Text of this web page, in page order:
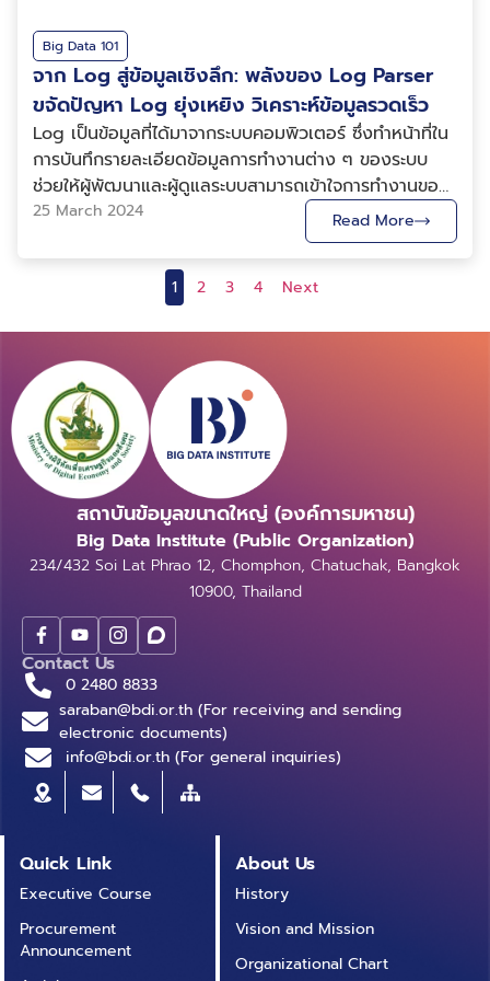
เปรียบทางการแข่งขัน ความได้เปรียบที่เกิดจากข้อมูล
สะสม แม้เทคโนโลยี AI จะได้รับความสนใจอย่างมาก แต่
ปัจจัยสำคัญอีกประการหนึ่งคือคุณภาพและปริมาณของ
ข้อมูลที่ใช้ในการพัฒนาโมเดล ทีมแข่งที่มีประวัติการแข่งขัน
ยาวนานอย่าง Ferrari หรือ Mercedes มีฐานข้อมูลที่สะสม
มาจากการแข่งขันหลายสิบปี ครอบคลุมทั้งสภาพอากาศ รูป
แบบสนาม การตั้งค่ารถ และสถานการณ์การแข่งขันหลาก
หลายรูปแบบ ข้อมูลเหล่านี้ทำให้โมเดล AI สามารถเรียนรู้
จากเหตุการณ์จริงจำนวนมหาศาล ส่งผลให้การคาดการณ์
และการวิเคราะห์มีความแม่นยำมากยิ่งขึ้น ในทางกลับกัน ผู้
เล่นรายใหม่อย่าง Audi หรือโครงการ Red Bull
เผชิญกับข้อจำกัดด้านข้อมูลและประสบการณ์ที่สะสมมาเป็น
เวลานาน เมื่อ AI เข้ามามีบทบาทมากขึ้น นักขับยังสำคัญ
หรือไม่ แม้ AI จะเข้ามามีบทบาทในแทบทุกด้านของการ
แข่งขัน แต่นักขับยังคงเป็นองค์ประกอบสำคัญที่ไม่สามารถ
ทดแทนได้ เพราะ AI ไม่ได้ทำหน้าที่แข่งขันแทนนักขับ แต่ทำ
หน้าที่ช่วยเชื่อมโยงข้อมูลจากหลายแหล่งเข้าด้วยกัน เพื่อ
สนับสนุนการตัดสินใจของทีมแข่งและนักขับให้มีประสิทธิภาพ
มากยิ่งขึ้น นักขับยังคงเป็นผู้ที่สามารถรับรู้พฤติกรรมของ
รถได้โดยตรง และสามารถสื่อสารความรู้สึกที่เกิดขึ้นระหว่าง
การแข่งขันให้ทีมวิศวกรรับทราบ ขณะที่ AI และข้อมูลจาก
เซ็นเซอร์ช่วยแปลงความรู้สึกเหล่านั้นให้กลายเป็นข้อมูลเชิง
ปริมาณที่สามารถนำมาวิเคราะห์ได้ ท้ายที่สุด การตัดสินใจ
สำคัญระหว่างการแข่งขันยังคงเป็นหน้าที่ของมนุษย์ โดย
เฉพาะ Race Engineer หรือวิศวกรประจำตัวนักขับ ซึ่งทำ
หน้าที่ประสานงานระหว่างนักขับและทีมแข่ง เพียงแต่การ
ตัดสินใจในปัจจุบันเกิดขึ้นบนพื้นฐานของข้อมูลที่มีความ
ละเอียด รวดเร็ว และแม่นยำมากกว่าที่เคยเป็นมา จากสนาม
แข่งสู่การประยุกต์ใช้ในโลกจริง เทคโนโลยีจำนวนมากที่ถูก
ใช้ในอุตสาหกรรมอื่น ในเวลาต่อมา แนวคิดด้านการจัดการ
พลังงานแบบเรียลไทม์ที่ใช้ในรถแข่ง F1 มีความใกล้เคียงกับ
ระบบบริหารจัดการแบตเตอรี่ในรถยนต์ไฟฟ้า การคาดการณ์
ความเสียหายของอุปกรณ์ก่อนเกิดความขัดข้อง หรือที่
ยังกระทบต่อความไว้วางใจของประชาชนต่อภาครัฐ การ
รักษาความปลอดภัยของระบบจึงต้องใช้ความพยายามและ
ทรัพยากรอย่างต่อเนื่อง ข้อมูลอ้างอิง
ข้อมูลด้วย AI ซึ่งมีตัวอย่างที่น่าสนใจมีการนำวิเคราะห์
ข้อมูล เช่น ที่มาภาพ:
https://blogs.sas.com/content/subconsciousmusi
ngs/2020/12/09/machine-learning-algorithm-
use/ ที่มาภาพ:
https://www.datasciencecentral.com/top-nlp-
algorithms-amp-concepts/ ที่มาภาพ:
https://www.geeksforgeeks.org/artificial-
intelligence/artificial-neural-networks-and-its-
applications/ 4. การนำเสนอผลลัพธ์ (Result
Presentation) ผลการวิเคราะห์จะถูกนำเสนอผ่านแอป
(Personalized Experience) 5. การเรียนรู้และปรับปรุง
ต่อเนื่อง (Feedback & Continuous Learning) ระบบ
AI จะเก็บข้อมูลปฏิกิริยาของผู้ใช้ เช่น ความพึงพอใจ การ
แชร์ หรือการใช้บริการซ้ำ นำไปปรับปรุงแบบจำลองการ
ทำนายให้มีความแม่นยำและสอดคล้องกับพฤติกรรมมนุษย์
มากขึ้น การประยุกต์ใช้ Big Data และ AI ในการดูดวงเป็น
ปรากฏการณ์ที่สะท้อนให้เห็นถึงการผสมผสานระหว่าง
ศาสตร์โบราณกับเทคโนโลยีสมัยใหม่อย่างลงตัว แม้คำ
ทำนายจะยังไม่สามารถพิสูจน์ทางวิทยาศาสตร์ได้ แต่การนำ
AI มาวิเคราะห์ข้อมูลจำนวนมหาศาลได้สร้างความน่าสนใจ
และเพิ่มคุณค่าเชิงประสบการณ์ให้แก่ผู้ใช้ในอนาคต ซึ่งมีผลก
ระทบต่อมนุษย์และสังคม ไม่ว่าจะเป็นการเข้าถึงที่ง่ายและ
รวดเร็ว ผู้ใช้สามารถดูดวงได้ทุกที่ทุกเวลา มีการปรับแต่ง
เฉพาะบุคคลโดย AI วิเคราะห์ข้อมูลเชิงลึก ทำให้คำทำนายมี
ความเฉพาะเจาะจงมากขึ้น อีกทั้งเป็นการผสมผสานความ
บันเทิงและจิตวิทยา บริการดูดวงช่วยบรรเทาความวิตก
กังวล และสร้างความมั่นใจ ทำให้มีการพัฒนาเชิงเศรษฐกิจ
อุตสาหกรรมดูดวงออนไลน์สร้างรายได้และเปิดโอกาสใหม่ใน
ต้องพึงระวัง คือ ปัญหาความถูกต้อง เนื่องจากคำทำนายที่
ได้จาก AI เป็นเพียงความน่าจะเป็นไปได้ตามฐานคำนายที่มี
และความเป็นส่วนตัวของข้อมูล การเก็บข้อมูลส่วนบุคคล
จำนวนมากอาจนำไปสู่ความเสี่ยงด้านการรั่วไหลได้ อีกทั้ง
ประมวลผลภาพถ่าย เพื่อยืนยันความถูกต้องของโปรไฟล์ว่า
มีตัวตนจริง ลดความเสี่ยงจากการปลอมแปลง
(Catfishing) นอกจากนี้ยังสามารถวิเคราะห์สไตล์ภาพที่ผู้ใช้
ชื่นชอบ เช่น โทนสี การจัดองค์ประกอบ หรือบรรยากาศของ
ภาพ เพื่อใช้เป็นข้อมูลเพิ่มเติมในการแนะนำคู่ที่มีความใกล้
เคียงกับรสนิยมด้านความสวยงามและภาพลักษณ์
Recommendation System ระบบแนะนำคู่ที่พัฒนาขึ้นจาก
การรวบรวมข้อมูลของผู้ใช้นับล้านคน แล้วนำมาวิเคราะห์
ความสัมพันธ์ของข้อมูลในเชิงสถิติและเชิงพฤติกรรม อัลกอ
ริทึมนี้จะค้นหารูปแบบที่ซ่อนอยู่ เช่น ผู้ที่มีคุณลักษณะหรือ
ความสนใจแบบใดมักตอบรับหรือสานสัมพันธ์กับผู้ใช้ลักษณะ
ใด จากนั้นจึงนำมาประมวลผลเป็นการแนะนำคู่ที่มีแนวโน้ม
สูงสุด ซึ่งไม่เพียงช่วยเพิ่มโอกาสในการจับคู่สำเร็จ แต่ยัง
ทำให้ผู้ใช้ประหยัดเวลาและได้รับประสบการณ์ที่น่าพึงพอใจ
มากขึ้นตัวอย่างแอปพลิเคชันการหาคู่ OKCupid เคยเปิด
เผยในบล็อกของตนว่า การใช้ ML ในการวิเคราะห์คำตอบ
แบบสอบถามช่วยเพิ่มโอกาสจับคู่ที่ประสบความสำเร็จได้สูง
กว่า 30% ในขณะที่ Tinder ใช้การผสมผสาน Location
Data และ AI เพื่อแนะนำคู่ที่อยู่ใกล้และตรงกับพฤติกรรม
การปัด (swiping behavior) จากการผสมผสาน Big
Data เข้ากับ AI ผ่านเทคนิคเหล่านี้ ทำให้การหาคู่ในยุค
ดิจิทัลไม่ใช่เพียงการพึ่งพาโชคหรือความบังเอิญอีกต่อไป
แต่เป็นกระบวนการที่มีการวิเคราะห์อย่างเป็นระบบ แม่นยำ
ครอบคลุมมิติต่าง ๆ ดังนี้ การจับคู่เชิงลึกที่ปรับให้เหมาะ
กับผู้ใช้แต่ละคน (Personalized Matching) โดยพิจารณา
จากพฤติกรรมจริงมากกว่าการตั้งค่าความสนใจเพียงอย่าง
เดียว เช่น ผู้ใช้ที่มักจะเลือกโปรไฟล์ที่มีภาพถ่ายกลางแจ้ง
อาจได้รับการแนะนำคู่ที่ชอบกิจกรรมกลางแจ้งเช่นกัน ผู้
ช่วยหาคู่ AI (AI Dating Assistant) บางแพลตฟอร์มเริ่ม
ทดลองใช้ Chatbot ที่ช่วยเสนอแนวทางการเปิดบทสนทนา
เช่น แนะนำคำถามที่อาจทำให้คู่สนใจมากขึ้น ซึ่งช่วยลดความ
กดดันในการเริ่มต้นการพูดคุย ความปลอดภัยและความน่า
เชื่อถือ (Safety & Trust) AI ถูกใช้ในการตรวจจับโปรไฟล์
(reverse image search) หรือการใช้ NLP เพื่อตรวจหา
คำพูดที่ไม่เหมาะสม เช่น การล่วงละเมิดหรือการหลอกลวง
100 คน เน้นอาหารไทย มีตัวเลือกสำหรับคนทานมังสวิรัติ
และคนแพ้อาหารทะเล นักตกแต่งสถานที่: ออกแบบการ
ตกแต่งสำหรับงานเลี้ยงบริษัทในธีม “รื่นเริงริมทะเล” ใช้งบ
ประมาณไม่เกิน 50,000 บาท นักวางแผนกิจกรรม: จัด
กิจกรรมสันทนาการ 3 กิจกรรมสำหรับพนักงานบริษัท เน้น
กิจกรรมที่ส่งเสริมความสามัคคี และสนุกสนาน “` 2.
Learning from Contrastive Prompts หลักการการ
ทำงาน คือ การให้ AI เปรียบเทียบ “คำสั่งที่ดี” (ที่สามารถให้
ผลลัพธ์ตรงตามความต้องการ) กับ “คำสั่งที่ไม่ดี” เพื่อ
เรียนรู้ว่าอะไรใช้ได้ผลและอะไรใช้ไม่ได้ผล แล้วสามารถสร้าง
คำสั่งใหม่ที่ดีกว่าเดิม สามารถอ่านรายละเอียดเพิ่มเติมได้ที่
กำหนดอินพุต: {{ Input }} และเอาต์พุตที่คาดหวัง: {{
Output }} อธิบายเหตุผลว่าเหตุใดอินพุตจึงสอดคล้องกับ
เอาต์พุตที่คาดหวัง จากนั้นใช้เหตุผลดังกล่าวสร้างพรอมต์
เพื่อให้ได้เอาต์พุตที่คาดหวังจากอินพุตใดๆ ทั้งหมด 5 พร
อมต์ ทำการอธิบายว่าพรอมต์ใดทำงานตามโจทย์ได้ดีที่สุด
และสรุปเป็นพรอมต์ใหม่ ที่ดีขึ้นกว่าเดิม “` ตัวอย่างการใช้
งาน “` โจทย์: จำแนกความรู้สึกของข้อความต่อไปนี้ว่าเป็น
“บวก” หรือ “ลบ” ข้อมูล: “หนังเรื่องนี้สนุกมาก!“ คำตอบ
ที่ถูกต้อง: บวก ข้อมูล: “ฉันไม่ชอบอาหารร้านนี้เลย” คำ
ตอบที่ถูกต้อง: ลบ อธิบายเหตุผลว่าเหตุใดอินพุตจึง
สอดคล้องกับเอาต์พุตที่คาดหวัง จากนั้นใช้เหตุผลดังกล่าว
สร้างพรอมต์เพื่อให้ได้เอาต์พุตที่คาดหวังจากอินพุตใดๆ
ทั้งหมด 5 พรอมต์ ทำการอธิบายว่าพรอมต์ใดทำงานตาม
โจทย์ได้ดีที่สุด และสรุปเป็นพรอมต์ใหม่ ที่ดีขึ้นกว่าเดิม “`
3. Declarative Self-improving Python (DSPy) รูปที่
2 ตัวอย่างการทำงานขอ DSPy [6] หลักการการ
ทำงาน: เป็นหนึ่งใน Python Library ที่มี Framework ที่
ช่วยในการคอยปรับแต่งและพัฒนาคำสั่งให้ดีขึ้นโดย
อัตโนมัติ สามารถอ่านรายละเอียดเพิ่มเติมได้ที่
https://arxiv.org/pdf/2310.03714 ขั้นตอนการ
ทำงาน: ตัวอย่างการใช้งาน “` import dspy #
กำหนด LLM ที่จะใช้ (ในตัวอย่างนี้ขอสมมติเป็น OpenAI)
lm = lm = dspy.LM(‘openai/gpt-4o-mini',
api_key='YOUR_OPENAI_API_KEY')
กัน แบบจำลองเหล่านั้น อาจเกิดข้อผิดพลาดได้ง่ายกับ
เงื่อนไข หรือข้อมูลที่ไม่เคยพบมาก่อน ในความเป็นจริง
ข้อมูลที่ถูกนำมาให้แบบจำลองเรียนรู้อาจไม่สมบูรณ์ หรือไม่
สามารถใช้งานได้ทันทีเหมือนแบบฝึกหัดที่ครูสอนใน
ห้องเรียน ข้อมูลจริงมีโอกาสเกิดทั้ง ความผิดพลาด ความ
ซับซ้อน และมีจำนวนที่น้อย ยกตัวอย่างเช่น ข้อมูลภาพถ่าย
ความร้อนในห้องน้ำสำหรับแบบจำลองการตรวจจับการล้ม[1]
ซึ่งภาพถ่ายความร้อนในห้องน้ำสำหรับการตรวจจับการล้ม
นั้นเป็นข้อมูลที่เก็บได้ยาก เนื่องจากการล้มในห้องน้ำไม่ได้
เกิดขึ้นบ่อย จึงทำให้ข้อมูลที่เก็บได้มีจำนวนน้อย อาจส่งผล
ให้แบบจำลองที่ถูกเรียนรู้จากข้อมูลดังกล่าวไม่สามารถคาด
การณ์สิ่งต่าง ๆ ได้ดีพอ การถ่ายทอดการเรียนรู้จึงถูกนำมา
ใช้เพื่อแก้ไขปัญหาดังกล่าว โดยมีหลักการทำงานคือ การ
ถ่ายทอดการเรียนรู้จากแบบจำลองหนึ่งไปยังอีกแบบจำลอง
หนึ่งดังภาพที่ 1 การถ่ายทอดการเรียนรู้ นิยมนำไปประยุกต์
ใช้กับงานทางด้าน คอมพิวเตอร์วิทัศน์ (Computer
Vision) เช่น การประมวลผลภาพ หรือวิดีโอ เพื่อให้
คอมพิวเตอร์สามารถเข้าใจทัศนียภาพ หรือจำแนกวัตถุต่าง
ๆ เนื่องจากแบบจำลองสำหรับงานด้านนี้มีพารามิเตอร์เป็น
จำนวนมาก ซึ่งจำเป็นต้องใช้ชุดข้อมูลขนาดใหญ่ในการเรียน
รู้ของแบบจำลอง โดยอาจใช้เวลาหลายวัน หรือหลาย
สัปดาห์ในการเรียนรู้ เพื่อให้แบบจำลองสามารถคาดการณ์
สิ่งต่าง ๆ ออกมาได้ดียิ่งขึ้น ซึ่งการเรียนรู้แบบจำลองนั้น
เป็นความท้าทายอย่างหนึ่งของผู้ที่สนใจในด้านนี้ จึงมีการ
จัดการแข่งขันที่มากมายในแต่ละปีเพื่อสร้างแบบจำลองที่ดี
ที่สุด ตัวอย่างเช่น การแข่งขัน ImageNet Large Scale
Visual Recognition Challenge (ILSVRC) ที่จัดขึ้นเป็น
ประจำทุกปี เพื่อเชิญชวนให้นักวิจัยจากทุกมุมโลกมาเข้าร่วม
และแข่งกันกันแสดงศักยภาพแบบจำลองของตนเอง ซึ่งทีม
Visual Geometry Group (VGG) ได้รับรางวัลรองชนะ
เลิศอันดับ 1 ในปี ค.ศ. 2014 และมีชื่อเสียงมากในวงการนี้
แบบจำลองที่น่าสนใจของ VGG มีชื่อว่า VGG-16 ซึ่งมีการ
ใช้ Convolution network เป็นโครงสร้างหลัก แบบ
จำลองดังกล่าวสามารถตรวจจับองค์ประกอบของรูปภาพได้
(ขอบ รูปแบบ สไตล์ และอื่นๆ) สถาปัตยกรรมของแบบ
จำลอง VGG-16 ค่อนข้างซับซ้อน มีเลเยอร์ที่หลากหลาย
Big Data 101
จาก Log สู่ข้อมูลเชิงลึก: พลังของ Log Parser
ขจัดปัญหา Log ยุ่งเหยิง วิเคราะห์ข้อมูลรวดเร็ว
Log เป็นข้อมูลที่ได้มาจากระบบคอมพิวเตอร์ ซึ่งทำหน้าที่ใน
การบันทึกรายละเอียดข้อมูลการทำงานต่าง ๆ ของระบบ
ช่วยให้ผู้พัฒนาและผู้ดูแลระบบสามารถเข้าใจการทำงานของ
ระบบ วิเคราะห์พฤติกรรมที่ผิดปกติและสามารถแก้ไขได้อย่าง
ทันท่วงที ในระบบที่มีขนาดใหญ่ขึ้นทำให้ปริมาณของ Log
นั้นเพิ่มตามไปด้วย การอ่านข้อมูล Log ทั้งหมดด้วยตนเอง
จึงทำได้ยาก Log parser จึงเข้ามาช่วยแก้ปัญหาตรงนี้
กว่าเดิมได้ การสร้าง Log จากในระบบคอมพิวเตอร์นั้น
จำเป็นต้องมี Template ที่มนุษย์เขียนให้ เช่น “Sending
<*> quality objects” จะเห็นได้ว่า Template ดังกล่าวมี
ช่องว่าง (Placeholder) ที่ด้วยสัญลักษณ์ “<*>” ให้
คอมพิวเตอร์สามารถเติมค่าต่าง ๆ ที่เรียกกว่า Parameter
ลงไปได้ ซึ่งจาก Template ดังกล่าวสามารถสร้างเป็น
Log ได้หลายรูปแบบดังนี้ จะเห็นได้ว่าจาก Template
เพียงอันเดียว สามารถสร้าง Log ที่แตกต่างกันได้
จำนวนนับไม่ถ้วน การทำงานของ Log parser นั้นเสมือน
กันการทำย้อนกลับจากสิ่งที่กล่าวไปข้างต้น Log parser จะ
ทำหน้าที่แยก Parameter และ Template ออกจากกัน
ทำให้การวิเคราะห์ Template ที่มีจำนวนไม่มากนักนั้นทำได้
ง่ายกว่า Log parser approaches การทำ Log parser
นั้นสามารถทำได้หลายวิธี ซึ่งสามารถแบ่งได้ตามยุคสมัย
ดังนี้ Rule-based pattern matching เนื่องจากในบาง
ครั้ง Parameter ของ Log มักจะมีลักษณะที่ตายตัว เช่น
IP, Email, ตัวเลข, เวลา เป็นต้น ทำให้เราสามารถเขียนเป็นก
ฏในการแยก Paremeter ในแต่ละรูปแบบออกมาได้ โดย
การใช้ Regular Expressions (Regex) เช่น ข้อดี ข้อเสีย
Heuristic-based ในกรณีที่ข้อมูล Log เริ่มมี
ขนาดใหญ่ขึ้น การทำ Rule-based pattern matching
จึงเริ่มทำได้ยาก แต่อย่างไรก็ตามข้อมูล Log ที่มาจาก
Template เดียวกันนั้น ถ้านำมาเปรียบเทียบกันในระดับคำ
ต่อคำนั้น จะพบว่าในบางส่วนจะมีตัวอักษรที่เหมือนกัน
25 March 2024 Read More
1 2 3 4 Next
สถาบันข้อมูลขนาดใหญ่ (องค์การมหาชน)
Big Data Institute (Public Organization)
234/432 Soi Lat Phrao 12, Chomphon, Chatuchak, Bangkok
10900, Thailand
Contact Us
0 2480 8833
saraban@bdi.or.th (For receiving and sending
electronic documents)
info@bdi.or.th (For general inquiries)
Quick Link
Executive Course
Procurement
Announcement
About Us
History
Vision and Mission
Organizational Chart